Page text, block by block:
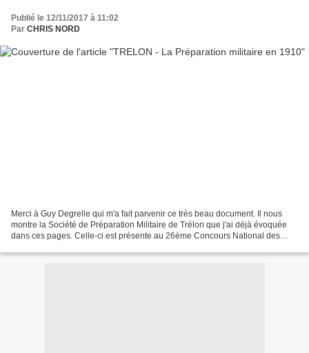
Publié le 12/11/2017 à 11:02
Par CHRIS NORD
Merci à Guy Degrelle qui m'a fait parvenir ce très beau document. Il nous
montre la Société de Préparation Militaire de Trélon que j'ai déjà évoquée
dans ces pages. Celle-ci est présente au 26ème Concours National des